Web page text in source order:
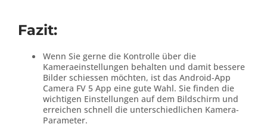
Fazit:
Wenn Sie gerne die Kontrolle über die
Kameraeinstellungen behalten und damit bessere
Bilder schiessen möchten, ist das Android-App
Camera FV 5 App eine gute Wahl. Sie finden die
wichtigen Einstellungen auf dem Bildschirm und
erreichen schnell die unterschiedlichen Kamera-
Parameter.